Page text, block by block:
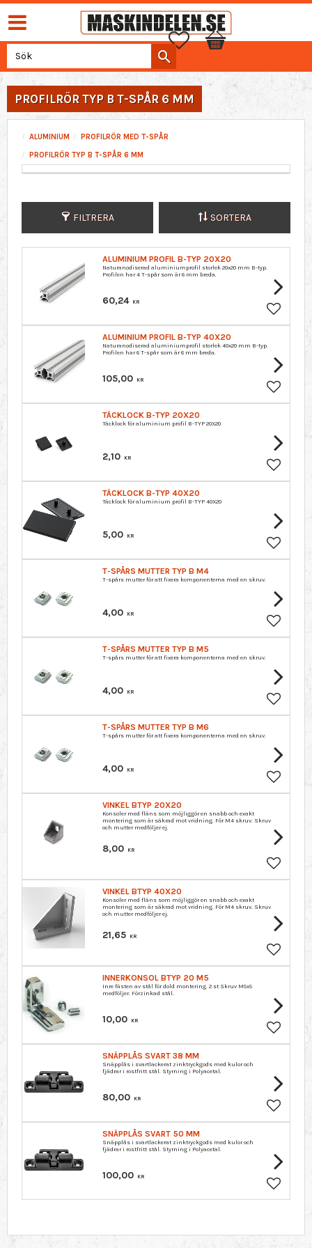
Favoriter
Kundvagn
PROFILRÖR TYP B T-SPÅR 6 MM
ALUMINIUM
PROFILRÖR MED T-SPÅR
PROFILRÖR TYP B T-SPÅR 6 MM
FILTRERA SORTERA
ALUMINIUM PROFIL B-TYP 20X20
Naturanodiserad aluminiumprofil storlek 20x20 mm B-typ.
Profilen har 4 T-spår som är 6 mm breda.
60,24 KR
Lägg till
ALUMINIUM PROFIL B-TYP 40X20
Naturanodiserad aluminiumprofil storlek 40x20 mm B-typ.
Profilen har 6 T-spår som är 6 mm breda.
105,00 KR
Lägg till
TÄCKLOCK B-TYP 20X20
Täcklock för aluminium profil B-TYP 20X20
2,10 KR
Lägg till
TÄCKLOCK B-TYP 40X20
Täcklock för aluminium profil B-TYP 40X20
5,00 KR
Lägg till
T-SPÅRS MUTTER TYP B M4
T-spårs mutter för att fixera komponenterna med en skruv.
4,00 KR
Lägg till
T-SPÅRS MUTTER TYP B M5
T-spårs mutter för att fixera komponenterna med en skruv.
4,00 KR
Lägg till
T-SPÅRS MUTTER TYP B M6
T-spårs mutter för att fixera komponenterna med en skruv.
4,00 KR
Lägg till
VINKEL BTYP 20X20
Konsoler med fläns som möjliggör en snabb och exakt
montering som är säkrad mot vridning. För M4 skruv. Skruv
och mutter medföljer ej.
8,00 KR
Lägg till
VINKEL BTYP 40X20
Konsoler med fläns som möjliggör en snabb och exakt
montering som är säkrad mot vridning. För M4 skruv. Skruv
och mutter medföljer ej.
21,65 KR
Lägg till
INNERKONSOL BTYP 20 M5
Inre fästen av stål för dold montering. 2 st Skruv M5x5
medföljer. Förzinkad stål.
10,00 KR
Lägg till
SNÄPPLÅS SVART 38 MM
Snäpplås i svartlackerat zinktryckgods med kulor och
fjädrar i rostfritt stål. Styrning i Polyacetal.
80,00 KR
Lägg till
SNÄPPLÅS SVART 50 MM
Snäpplås i svartlackerat zinktryckgods med kulor och
fjädrar i rostfritt stål. Styrning i Polyacetal.
100,00 KR
Lägg till